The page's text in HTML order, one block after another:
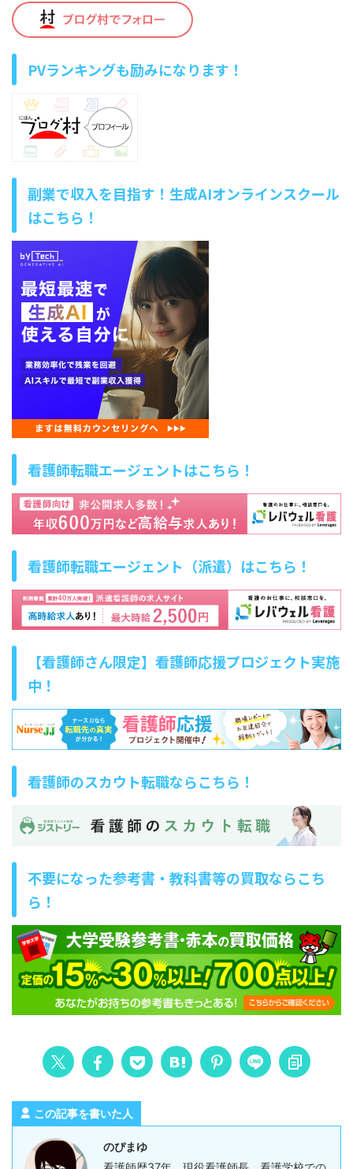
PVランキングも励みになります！
副業で収入を目指す！生成AIオンラインスクール
はこちら！
看護師転職エージェントはこちら！
看護師転職エージェント（派遣）はこちら！
【看護師さん限定】看護師応援プロジェクト実施
中！
看護師のスカウト転職ならこちら！
不要になった参考書・教科書等の買取ならこち
ら！
この記事を書いた人
のぴまゆ